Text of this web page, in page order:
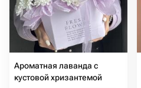
Ароматная лаванда с
кустовой хризантемой